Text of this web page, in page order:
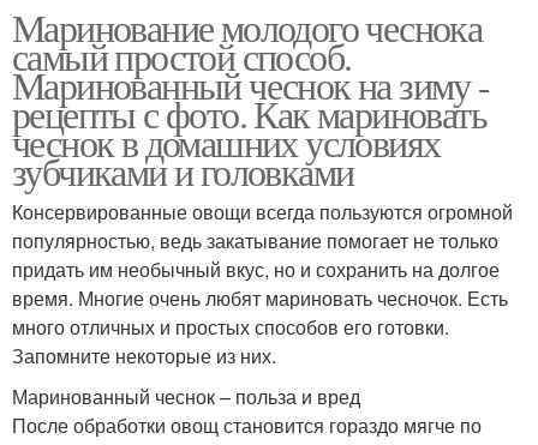
Маринование молодого чеснока
самый простой способ.
Маринованный чеснок на зиму -
рецепты с фото. Как мариновать
чеснок в домашних условиях
зубчиками и головками
Консервированные овощи всегда пользуются огромной
популярностью, ведь закатывание помогает не только
придать им необычный вкус, но и сохранить на долгое
время. Многие очень любят мариновать чесночок. Есть
много отличных и простых способов его готовки.
Запомните некоторые из них.
Маринованный чеснок – польза и вред
После обработки овощ становится гораздо мягче по